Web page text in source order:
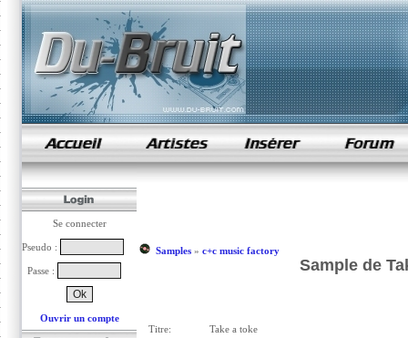
samples de rap
Se connecter
Pseudo :
Passe :
Ouvrir un compte
Samples» c+c music factory
Sample de
Titre: Take a toke